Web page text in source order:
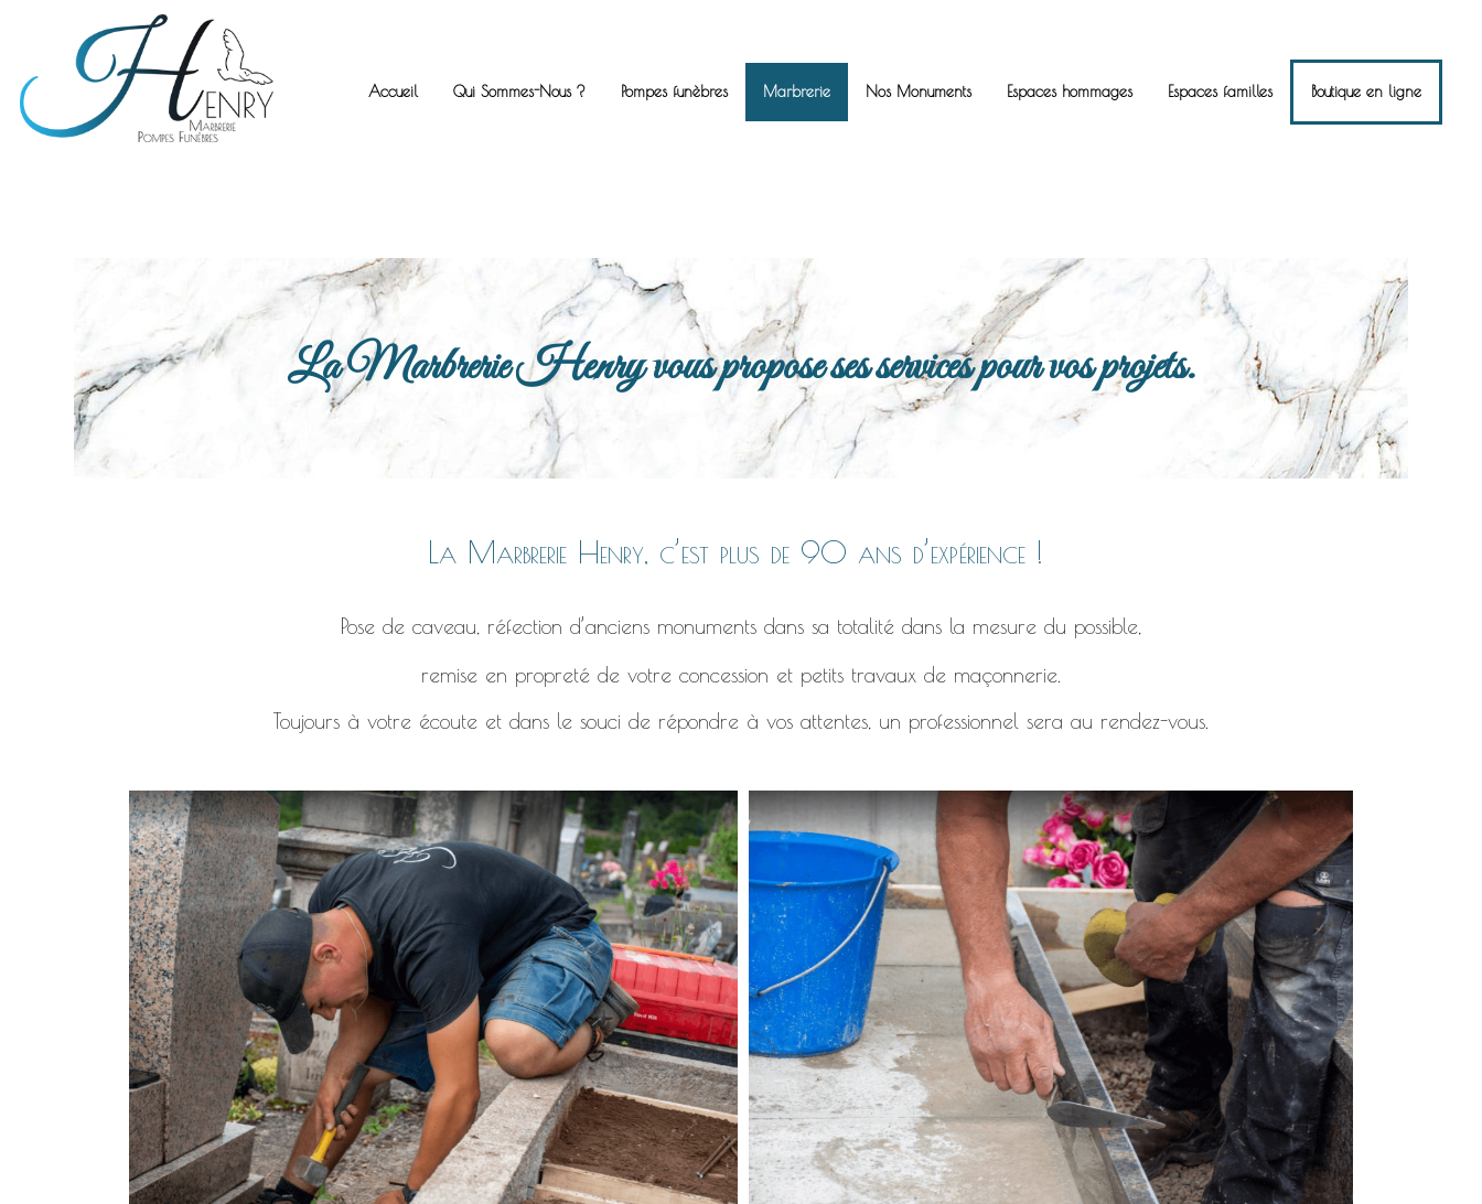
Accueil Qui Sommes-Nous ? Pompes funèbres Marbrerie Nos Monuments Espaces hommages Espaces familles Boutique en ligne
La Marbrerie Henry vous propose ses services pour vos projets.
La Marbrerie Henry, c’est plus de 90 ans d’expérience !
Pose de caveau, réfection d’anciens monuments dans sa totalité dans la mesure du possible,
remise en propreté de votre concession et petits travaux de maçonnerie.
Toujours à votre écoute et dans le souci de répondre à vos attentes, un professionnel sera au rendez-vous.